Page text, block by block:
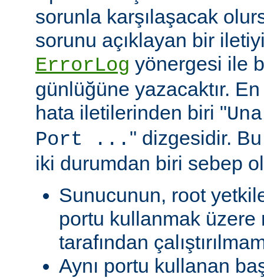
sorunla karşılaşacak
sorunu açıklayan bir
ErrorLog yönergesi ile
günlüğüne yazacaktır. En
hata iletilerinden biri "
Port ... " dizgesidir.
iki durumdan biri sebep
Sunucunun, root
portu kullanmak üzere
tarafından
Aynı portu kullanan